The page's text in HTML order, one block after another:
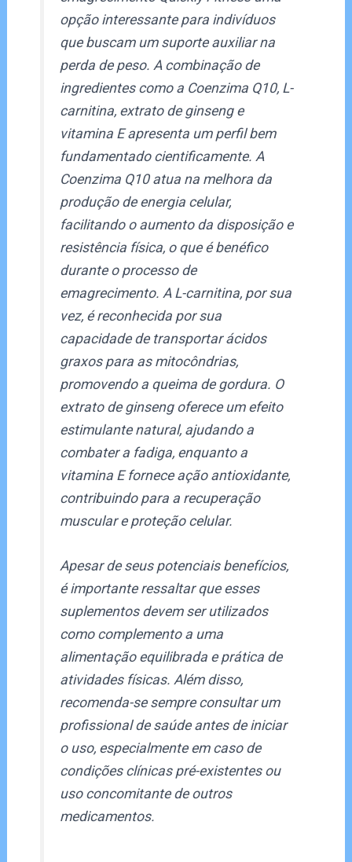
opção interessante para indivíduos
que buscam um suporte auxiliar na
perda de peso. A combinação de
ingredientes como a Coenzima Q10, L-
carnitina, extrato de ginseng e
vitamina E apresenta um perfil bem
fundamentado cientificamente. A
Coenzima Q10 atua na melhora da
produção de energia celular,
facilitando o aumento da disposição e
resistência física, o que é benéfico
durante o processo de
emagrecimento. A L-carnitina, por sua
vez, é reconhecida por sua
capacidade de transportar ácidos
graxos para as mitocôndrias,
promovendo a queima de gordura. O
extrato de ginseng oferece um efeito
estimulante natural, ajudando a
combater a fadiga, enquanto a
vitamina E fornece ação antioxidante,
contribuindo para a recuperação
muscular e proteção celular.
Apesar de seus potenciais benefícios,
é importante ressaltar que esses
suplementos devem ser utilizados
como complemento a uma
alimentação equilibrada e prática de
atividades físicas. Além disso,
recomenda-se sempre consultar um
profissional de saúde antes de iniciar
o uso, especialmente em caso de
condições clínicas pré-existentes ou
uso concomitante de outros
medicamentos.